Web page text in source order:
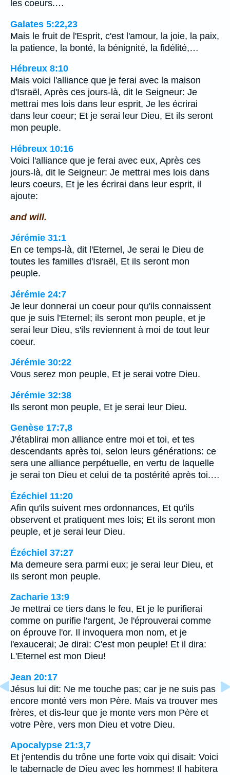
les coeurs.…
Galates 5:22,23
Mais le fruit de l'Esprit, c'est l'amour, la joie, la paix,
la patience, la bonté, la bénignité, la fidélité,…
Hébreux 8:10
Mais voici l'alliance que je ferai avec la maison
d'Israël, Après ces jours-là, dit le Seigneur: Je
mettrai mes lois dans leur esprit, Je les écrirai
dans leur coeur; Et je serai leur Dieu, Et ils seront
mon peuple.
Hébreux 10:16
Voici l'alliance que je ferai avec eux, Après ces
jours-là, dit le Seigneur: Je mettrai mes lois dans
leurs coeurs, Et je les écrirai dans leur esprit, il
ajoute:
and will.
Jérémie 31:1
En ce temps-là, dit l'Eternel, Je serai le Dieu de
toutes les familles d'Israël, Et ils seront mon
peuple.
Jérémie 24:7
Je leur donnerai un coeur pour qu'ils connaissent
que je suis l'Eternel; ils seront mon peuple, et je
serai leur Dieu, s'ils reviennent à moi de tout leur
coeur.
Jérémie 30:22
Vous serez mon peuple, Et je serai votre Dieu.
Jérémie 32:38
Ils seront mon peuple, Et je serai leur Dieu.
Genèse 17:7,8
J'établirai mon alliance entre moi et toi, et tes
descendants après toi, selon leurs générations: ce
sera une alliance perpétuelle, en vertu de laquelle
je serai ton Dieu et celui de ta postérité après toi.…
Ézéchiel 11:20
Afin qu'ils suivent mes ordonnances, Et qu'ils
observent et pratiquent mes lois; Et ils seront mon
peuple, et je serai leur Dieu.
Ézéchiel 37:27
Ma demeure sera parmi eux; je serai leur Dieu, et
ils seront mon peuple.
Zacharie 13:9
Je mettrai ce tiers dans le feu, Et je le purifierai
comme on purifie l'argent, Je l'éprouverai comme
on éprouve l'or. Il invoquera mon nom, et je
l'exaucerai; Je dirai: C'est mon peuple! Et il dira:
L'Eternel est mon Dieu!
Jean 20:17
Jésus lui dit: Ne me touche pas; car je ne suis pas
encore monté vers mon Père. Mais va trouver mes
frères, et dis-leur que je monte vers mon Père et
votre Père, vers mon Dieu et votre Dieu.
Apocalypse 21:3,7
Et j'entendis du trône une forte voix qui disait: Voici
le tabernacle de Dieu avec les hommes! Il habitera